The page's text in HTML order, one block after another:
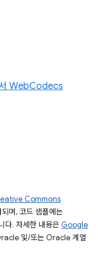
WebCodecs
Commons
며, 코드 샘플에는
다. 자세한 내용은 Google
및/또는 Oracle 계열